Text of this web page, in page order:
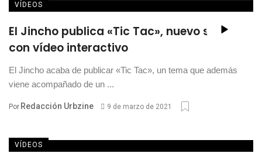
VÍDEOS
El Jincho publica «Tic Tac», nuevo single
con vídeo interactivo
El Jincho acaba de publicar «Tic Tac», un tema que además
viene acompañado de un ...
Por Redacción Urbzine 9 de marzo de 2021
VÍDEOS